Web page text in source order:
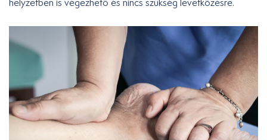
helyzetben is végezhető és nincs szükség levetkőzésre.